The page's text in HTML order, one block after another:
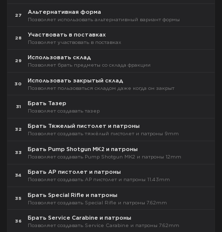
27 Альтернативная форма
Позволяет использовать альтернативный вариант формы
28 Участвовать в поставках
Позволяет участвовать в поставках
29 Использовать склад
Позволяет брать предметы со склада фракции
30 Использовать закрытый склад
Позволяет пользоваться складом даже когда он закрыт
31 Брать Тазер
Позволяет создавать тазер
32 Брать Тяжелый пистолет и патроны
Позволяет создавать тяжёлый пистолет и патроны 9mm
33 Брать Pump Shotgun MK2 и патроны
Позволяет создавать Pump Shotgun MK2 и патроны 12mm
34 Брать AP пистолет и патроны
Позволяет создавать AP пистолет и патроны 11.43mm
35 Брать Special Rifle и патроны
Позволяет создавать Special Rifle и патроны 7.62mm
36 Брать Service Carabine и патроны
Позволяет создавать Service Carabine и патроны 7.62mm